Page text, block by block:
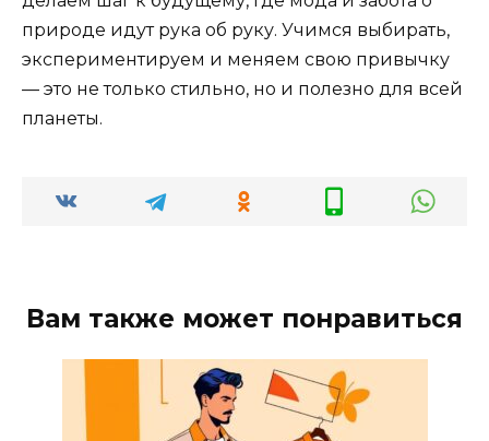
природе идут рука об руку. Учимся выбирать,
экспериментируем и меняем свою привычку
— это не только стильно, но и полезно для всей
планеты.
Вам также может понравиться